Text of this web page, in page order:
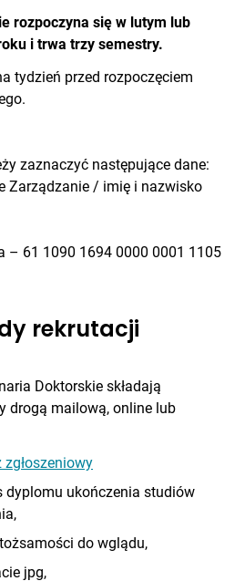
rozpoczyna się w lutym lub
i trwa trzy semestry.
tydzień przed rozpoczęciem
zaznaczyć następujące dane:
Zarządzanie / imię i nazwisko
– 61 1090 1694 0000 0001 1105
rekrutacji
Doktorskie składają
drogą mailową, online lub
dyplomu ukończenia studiów
do wglądu,
jpg,